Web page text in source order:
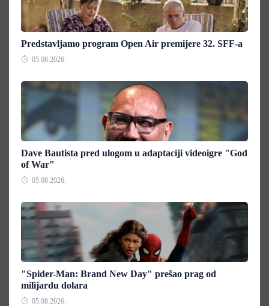
Predstavljamo program Open Air premijere 32. SFF-a
05.08.2026.
Dave Bautista pred ulogom u adaptaciji videoigre "God
of War"
05.08.2026.
"Spider-Man: Brand New Day" prešao prag od
milijardu dolara
05.08.2026.